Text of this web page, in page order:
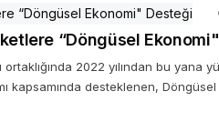
“Döngüsel
2022 yılından bu yana
kapsamında desteklenen,